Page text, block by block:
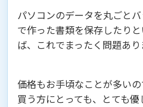
パソコンのデータを丸ごと
で作った書類を保存したり
ば、これでまったく問題あり
価格もお手頃なことが多い
買う方にとっても、とても優